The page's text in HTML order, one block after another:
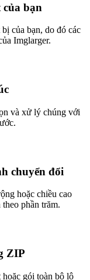
bạn
của bạn, do đó các
Imglarger.
và xử lý chúng với
chuyển đổi
hoặc chiều cao
phần trăm.
ZIP
gói toàn bộ lô